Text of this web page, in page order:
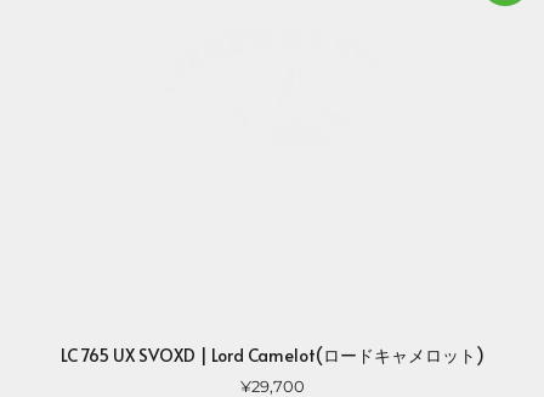
LC 765 UX SVOXD | Lord Camelot(ロードキャメロット)
¥29,700